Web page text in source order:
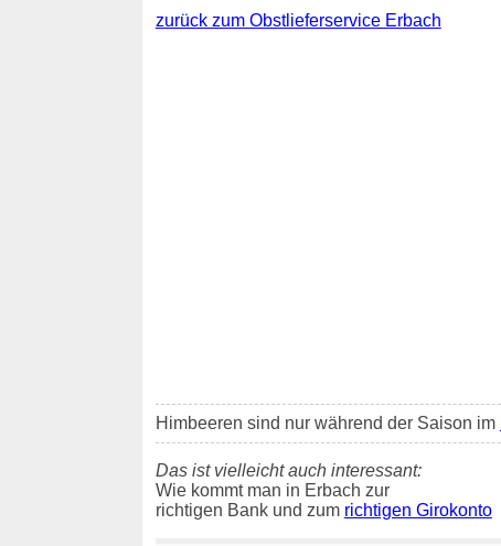
zurück zum Obstlieferservice Erbach
Himbeeren sind nur während der Saison im
Das ist vielleicht auch interessant:
Wie kommt man in Erbach zur
richtigen Bank und zum richtigen Girokonto